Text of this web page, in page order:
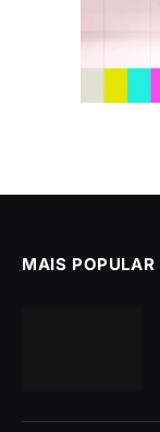
MAIS POPULAR